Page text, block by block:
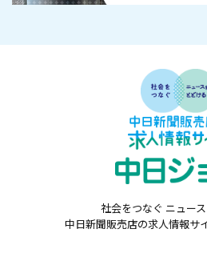
社会をつなぐ ニュー
中日新聞販売店の求人情報サ